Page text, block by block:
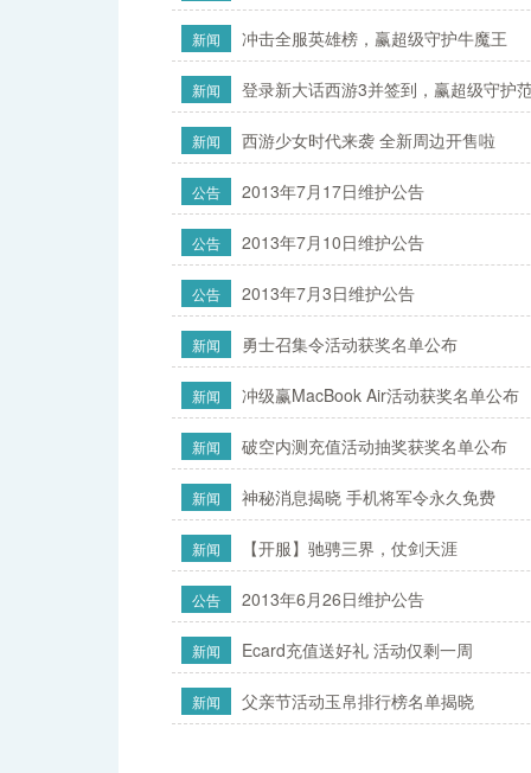
新闻 冲击全服英雄榜，赢超级守护牛魔王
新闻 登录新大话西游3并签到，赢超级守护
新闻 西游少女时代来袭 全新周边开售啦
公告 2013年7月17日维护公告
公告 2013年7月10日维护公告
公告 2013年7月3日维护公告
新闻 勇士召集令活动获奖名单公布
新闻 冲级赢MacBook Air活动获奖名单公布
新闻 破空内测充值活动抽奖获奖名单公布
新闻 神秘消息揭晓 手机将军令永久免费
新闻 【开服】驰骋三界，仗剑天涯
公告 2013年6月26日维护公告
新闻 Ecard充值送好礼 活动仅剩一周
新闻 父亲节活动玉帛排行榜名单揭晓